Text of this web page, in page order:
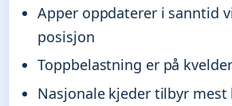
Apper oppdaterer i sanntid
posisjon
Toppbelastning er på
Nasjonale kjeder tilbyr mest